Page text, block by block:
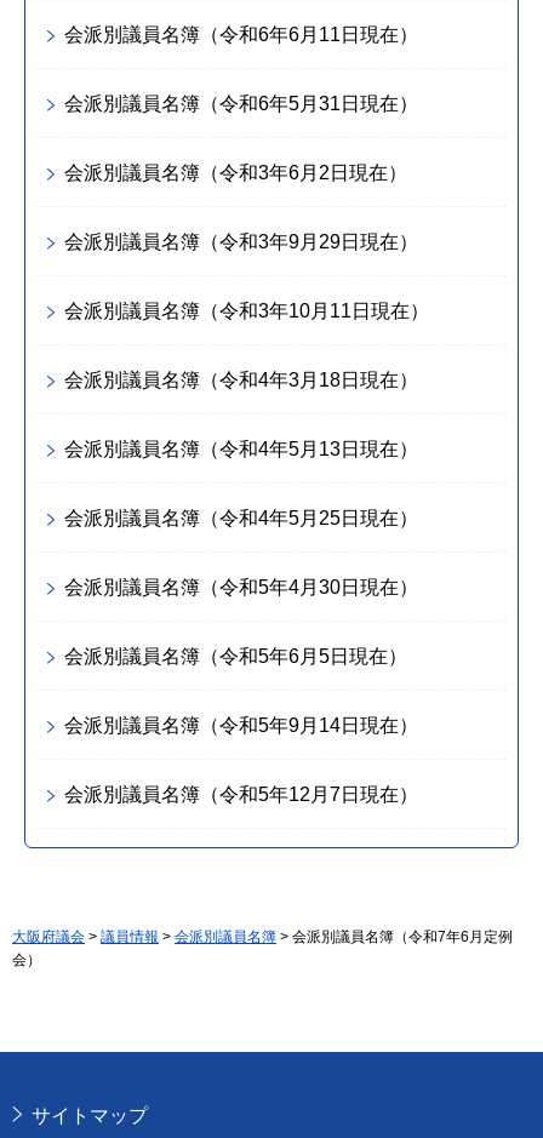
会派別議員名簿（令和6年6月11日現在）
会派別議員名簿（令和6年5月31日現在）
会派別議員名簿（令和3年6月2日現在）
会派別議員名簿（令和3年9月29日現在）
会派別議員名簿（令和3年10月11日現在）
会派別議員名簿（令和4年3月18日現在）
会派別議員名簿（令和4年5月13日現在）
会派別議員名簿（令和4年5月25日現在）
会派別議員名簿（令和5年4月30日現在）
会派別議員名簿（令和5年6月5日現在）
会派別議員名簿（令和5年9月14日現在）
会派別議員名簿（令和5年12月7日現在）
大阪府議会 > 議員情報 > 会派別議員名簿 > 会派別議員名簿（令和7年6月定例
会）
サイトマップ